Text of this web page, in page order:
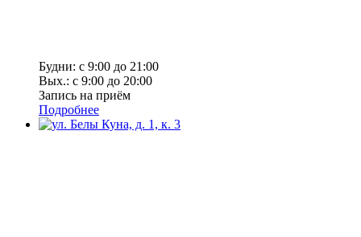
Будни: с 9:00 до 21:00
Вых.: с 9:00 до 20:00
Запись на приём
Подробнее